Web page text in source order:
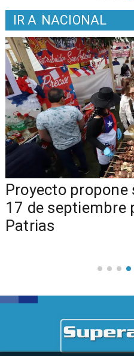
IR A NACIONAL
Proyecto
17 de septiembre
Patrias